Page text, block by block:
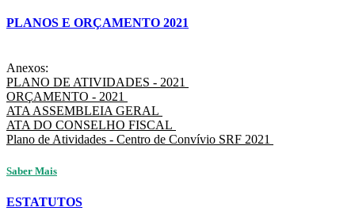
PLANOS E ORÇAMENTO 2021
Anexos:
PLANO DE ATIVIDADES - 2021
ORÇAMENTO - 2021
ATA ASSEMBLEIA GERAL
ATA DO CONSELHO FISCAL
Plano de Atividades - Centro de Convívio SRF 2021
Saber Mais
ESTATUTOS